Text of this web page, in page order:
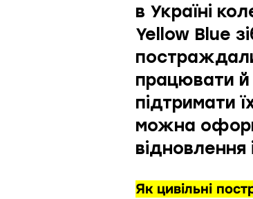
в Україні
Yellow Blue
працювати й
підтримати
можна
відновлення
Як цивільні